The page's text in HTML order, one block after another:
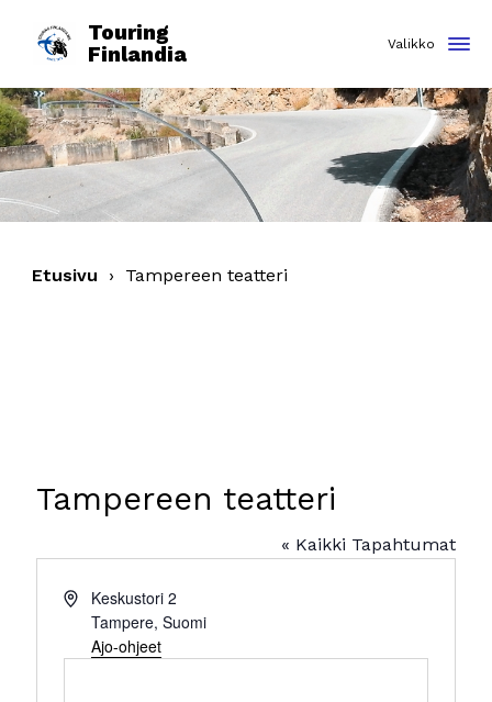
Touring
Finlandia
Etusivu › Tampereen teatteri
Tampereen teatteri
« Kaikki Tapahtumat
OsoiteKeskustori 2
Tampere, Suomi
Ajo-ohjeet